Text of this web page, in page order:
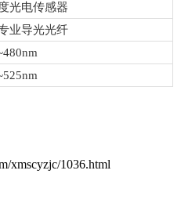
光电传感器
业导光光纤
xmscyzjc/1036.html